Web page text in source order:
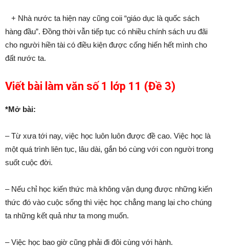
+ Nhà nước ta hiện nay cũng coii “giáo dục là quốc sách
hàng đầu”. Đồng thời vẫn tiếp tục có nhiều chính sách ưu đãi
cho người hiền tài có điều kiện được cống hiến hết mình cho
đất nước ta.
Viết bài làm văn số 1 lớp 11 (Đề 3)
*Mở bài:
– Từ xưa tới nay, việc học luôn luôn được đề cao. Việc học là
một quá trình liên tục, lâu dài, gắn bó cùng với con người trong
suốt cuộc đời.
– Nếu chỉ học kiến thức mà không vận dụng được những kiến
thức đó vào cuộc sống thì việc học chẳng mang lại cho chúng
ta những kết quả như ta mong muốn.
– Việc học bao giờ cũng phải đi đôi cùng với hành.